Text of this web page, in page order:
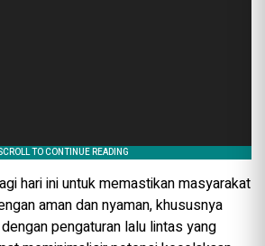
hari ini untuk memastikan masyarakat
aman dan nyaman, khususnya
pengaturan lalu lintas yang